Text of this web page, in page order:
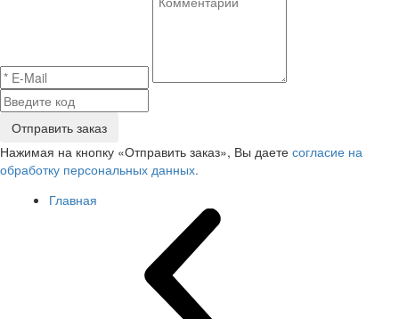
Отправить заказ
Нажимая на кнопку «Отправить заказ», Вы даете согласие на
обработку персональных данных.
Главная